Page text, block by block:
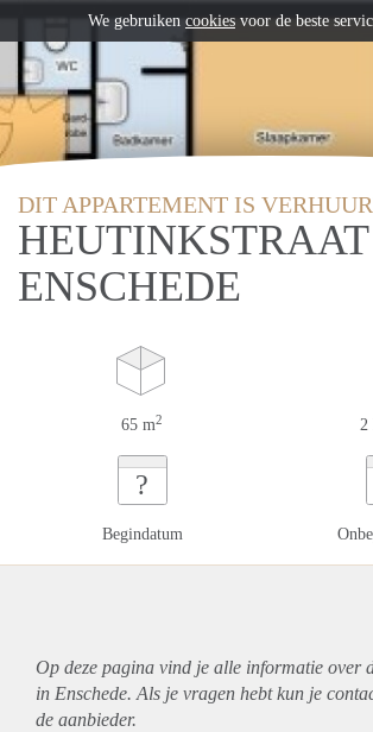
DIT APPARTEMENT IS
ENSCHEDE
65 m2 2
?
Begindatum
Op deze pagina vind je alle informatie over
in Enschede. Als je vragen hebt kun je
de aanbieder.
We gebruiken cookies voor de beste